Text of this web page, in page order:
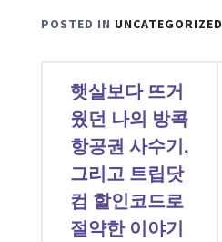
POSTED IN UNCATEGORIZED
햇살보다 뜨거
웠던 나의 방콕
항공권 사수기,
그리고 트립닷
컴 할인코드로
절약한 이야기